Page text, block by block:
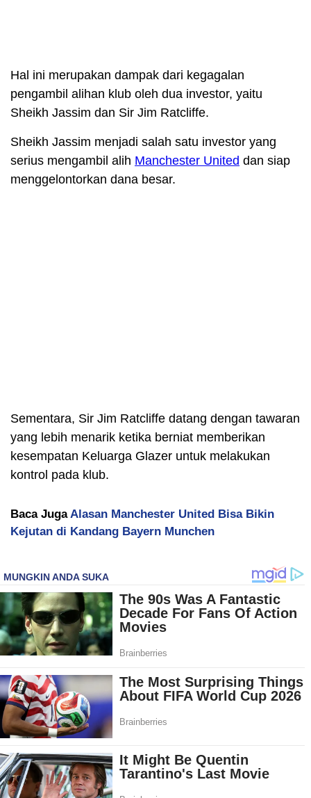
Hal ini merupakan dampak dari kegagalan
pengambil alihan klub oleh dua investor, yaitu
Sheikh Jassim dan Sir Jim Ratcliffe.
Sheikh Jassim menjadi salah satu investor yang
serius mengambil alih Manchester United dan siap
menggelontorkan dana besar.
Sementara, Sir Jim Ratcliffe datang dengan tawaran
yang lebih menarik ketika berniat memberikan
kesempatan Keluarga Glazer untuk melakukan
kontrol pada klub.
Baca Juga Alasan Manchester United Bisa Bikin
Kejutan di Kandang Bayern Munchen